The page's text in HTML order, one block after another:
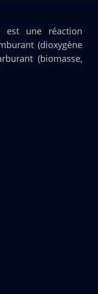
est une réaction
(dioxygène
(biomasse,